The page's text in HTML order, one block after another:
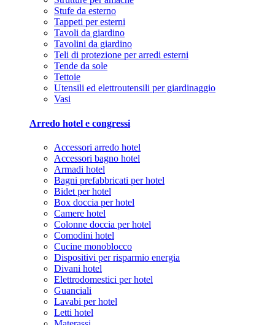
Stufe da esterno
Tappeti per esterni
Tavoli da giardino
Tavolini da giardino
Teli di protezione per arredi esterni
Tende da sole
Tettoie
Utensili ed elettroutensili per giardinaggio
Vasi
Arredo hotel e congressi
Accessori arredo hotel
Accessori bagno hotel
Armadi hotel
Bagni prefabbricati per hotel
Bidet per hotel
Box doccia per hotel
Camere hotel
Colonne doccia per hotel
Comodini hotel
Cucine monoblocco
Dispositivi per risparmio energia
Divani hotel
Elettrodomestici per hotel
Guanciali
Lavabi per hotel
Letti hotel